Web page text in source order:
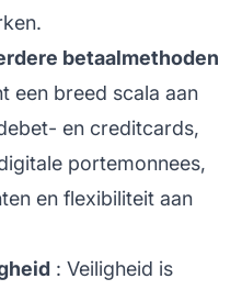
betaalmethoden
een breed scala aan
en creditcards,
portemonnees,
en flexibiliteit aan
: Veiligheid is